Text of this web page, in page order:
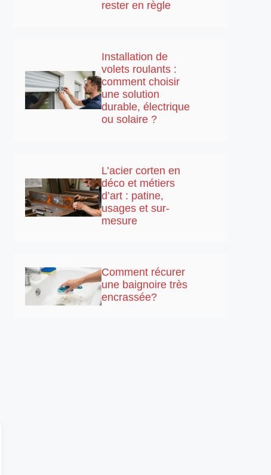
rester en règle
Installation de
volets roulants :
comment choisir
une solution
durable, électrique
ou solaire ?
L’acier corten en
déco et métiers
d’art : patine,
usages et sur-
mesure
Comment récurer
une baignoire très
encrassée?